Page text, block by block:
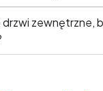
zewnętrzne,